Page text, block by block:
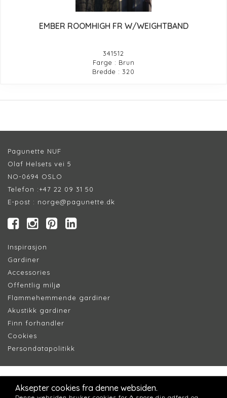
EMBER ROOMHIGH FR W/WEIGHTBAND
341512
Farge : Brun
Bredde : 320
Pagunette NUF
Olaf Helsets vei 5
NO-0694 OSLO
Telefon :+47 22 09 31 50
E-post : norge@pagunette.dk
Inspirasjon
Gardiner
Accessories
Offentlig miljø
Flammehemmende gardiner
Akustikk gardiner
Finn forhandler
Cookies
Persondatapolitikk
Aksepter cookies fra denne websiden.